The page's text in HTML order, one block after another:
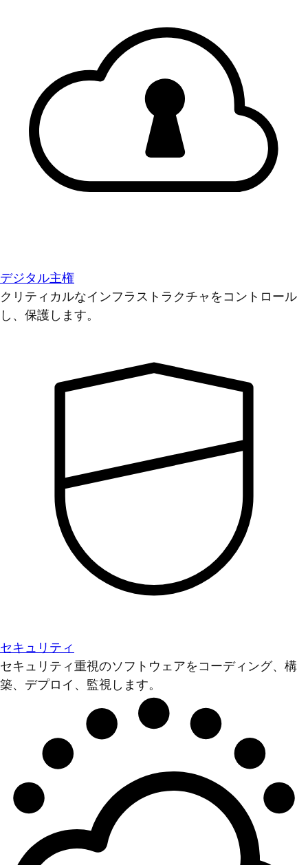
デジタル主権
クリティカルなインフラストラクチャをコントロール
し、保護します。
セキュリティ
セキュリティ重視のソフトウェアをコーディング、構
築、デプロイ、監視します。